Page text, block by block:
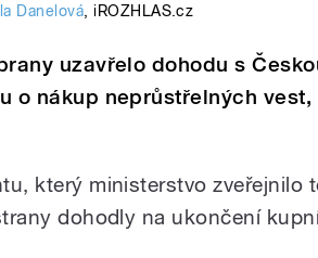
Danelová,iROZHLAS.cz
uzavřelo dohodu s
o nákup neprůstřelných
který ministerstvo zveřejnilo
dohodly na ukončení